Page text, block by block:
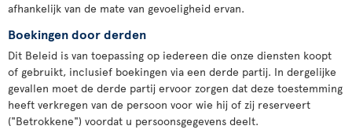
afhankelijk van de mate van gevoeligheid ervan.
Boekingen door derden
Dit Beleid is van toepassing op iedereen die onze diensten koopt
of gebruikt, inclusief boekingen via een derde partij. In dergelijke
gevallen moet de derde partij ervoor zorgen dat deze toestemming
heeft verkregen van de persoon voor wie hij of zij reserveert
("Betrokkene") voordat u persoonsgegevens deelt.